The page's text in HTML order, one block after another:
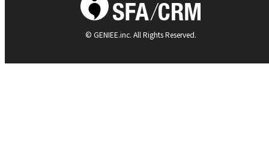
© GENIEE.inc. All Rights Reserved.